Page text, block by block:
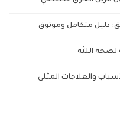
دليل متكامل وموثوق
لصحة اللثة
والعلاجات المثلى